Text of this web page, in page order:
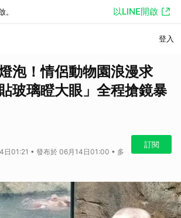
。 以LINE開啟
登入
泡！情侶動物園浪漫求
玻璃瞪大眼」全程搶鏡暴
日01:21 • 發布於 06月14日01:00 • 多
訂閱